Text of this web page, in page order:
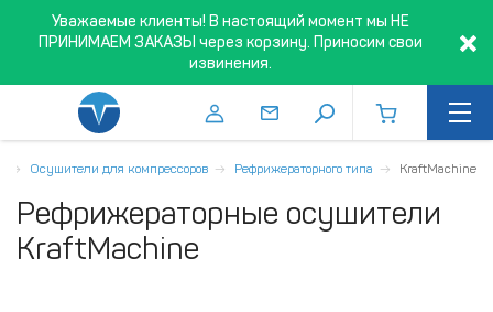
Уважаемые клиенты! В настоящий момент мы НЕ
ПРИНИМАЕМ ЗАКАЗЫ через корзину. Приносим свои
извинения.
Осушители для компрессоров Рефрижераторного типа KraftMachine
Рефрижераторные осушители
KraftMachine